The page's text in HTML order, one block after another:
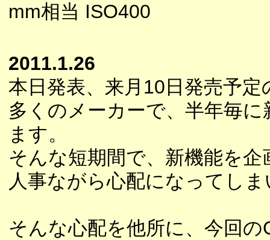
mm相当 ISO400
2011.1.26
本日発表、来月10日発売予
多くのメーカーで、半年毎
ます。
そんな短期間で、新機能を
人事ながら心配になってし
そんな心配を他所に、今回